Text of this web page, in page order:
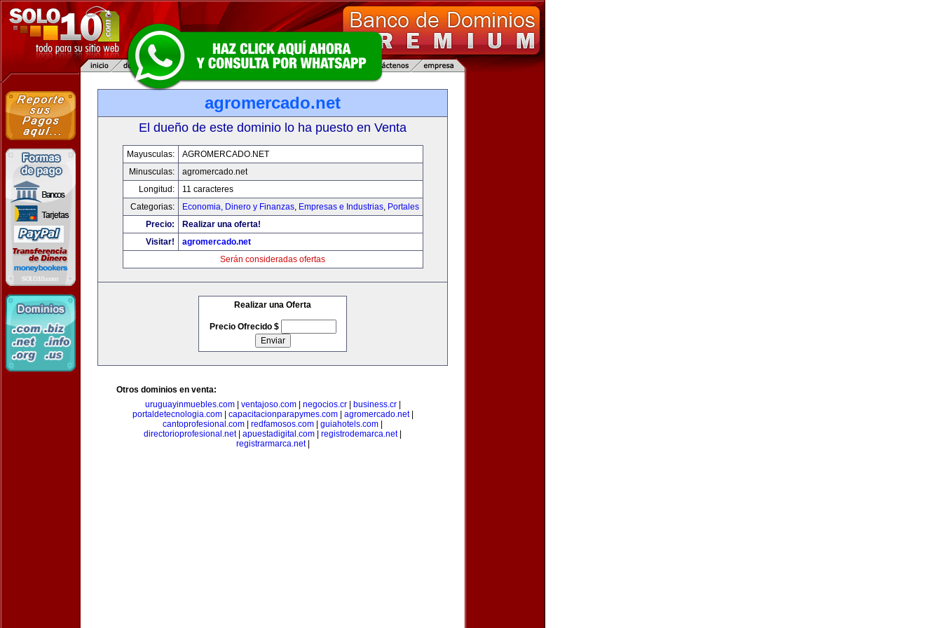
agromercado.net
El dueño de este dominio lo ha puesto en Venta
Mayusculas:
AGROMERCADO.NET
Minusculas:
agromercado.net
Longitud:
11 caracteres
Categorias:
Economia, Dinero y Finanzas, Empresas e Industrias, Portales
Precio:
Realizar una oferta!
Visitar!
agromercado.net
Serán consideradas ofertas
Realizar una Oferta
Precio Ofrecido $
Otros dominios en venta:
uruguayinmuebles.com| ventajoso.com| negocios.cr| business.cr|
portaldetecnologia.com| capacitacionparapymes.com| agromercado.net|
cantoprofesional.com
redfamosos.com guiahotels.com
directorioprofesional.net| apuestadigital.com registrodemarca.net|
registrarmarca.net|